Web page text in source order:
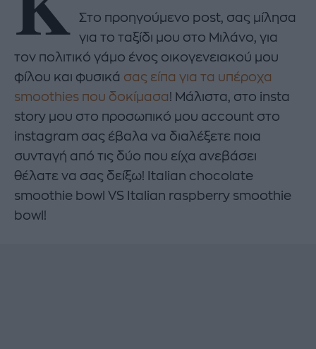
Στο προηγούμενο post, σας μίλησα
για το ταξίδι μου στο Μιλάνο, για
τον πολιτικό γάμο ένος οικογενειακού μου
φίλου και φυσικά σας είπα για τα υπέροχα
smoothies που δοκίμασα! Μάλιστα, στο insta
story μου στο προσωπικό μου account στο
instagram σας έβαλα να διαλέξετε ποια
συνταγή από τις δύο που είχα ανεβάσει
θέλατε να σας δείξω! Italian chocolate
smoothie bowl VS Italian raspberry smoothie
bowl!